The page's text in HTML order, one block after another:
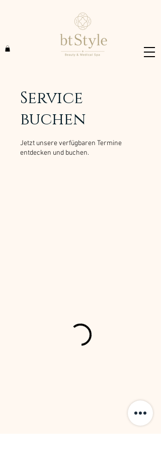
Service
buchen
Jetzt unsere verfügbaren Termine
entdecken und buchen.